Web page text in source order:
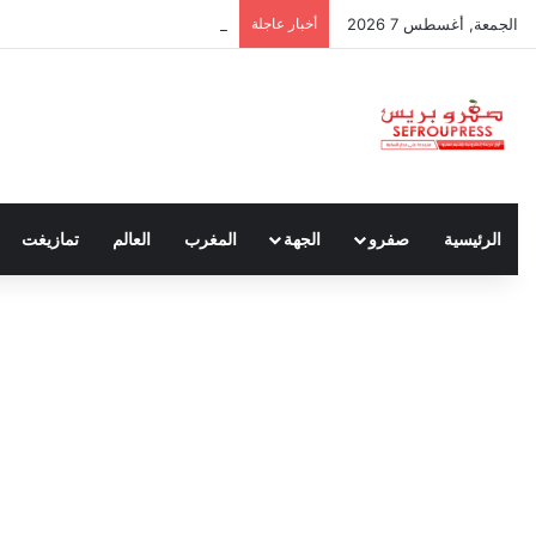
الجمعة, أغسطس 7 2026 أخبار عاجلة
الرئيسية صفرو الجهة المغرب العالم تمازيغت